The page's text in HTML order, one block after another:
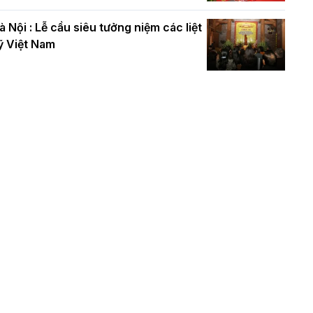
Nội : Lễ cầu siêu tưởng niệm các liệt
Việt Nam